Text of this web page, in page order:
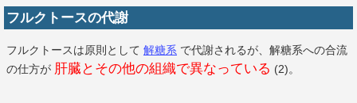
フルクトースの代謝
フルクトースは原則として 解糖系 で代謝されるが、解糖系への合流
の仕方が 肝臓とその他の組織で異なっている (2)。